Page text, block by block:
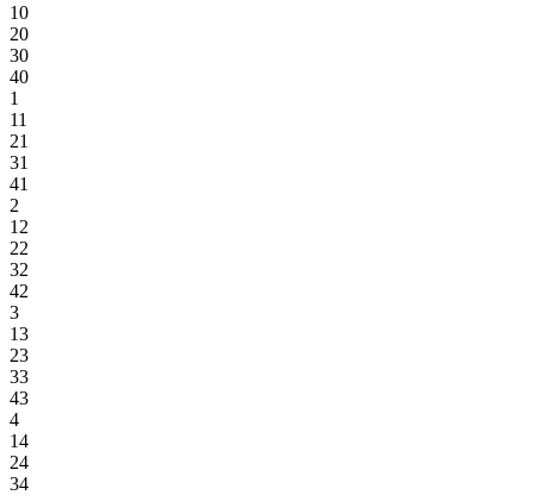
10
20
30
40
1
11
21
31
41
2
12
22
32
42
3
13
23
33
43
4
14
24
34